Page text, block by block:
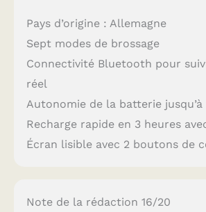
Pays d’origine : Allemagne
Sept modes de brossage
Connectivité Bluetooth pour
réel
Autonomie de la batterie jusqu’à
Recharge rapide en 3 heures
Écran lisible avec 2 boutons de
Note de la rédaction 16/20